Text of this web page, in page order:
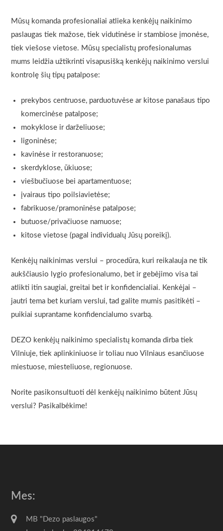
Mūsų komanda profesionaliai atlieka kenkėjų naikinimo
paslaugas tiek mažose, tiek vidutinėse ir stambiose įmonėse,
tiek viešose vietose. Mūsų specialistų profesionalumas
mums leidžia užtikrinti visapusišką kenkėjų naikinimo verslui
kontrolę šių tipų patalpose:
prekybos centruose, parduotuvėse ar kitose panašaus tipo
komercinėse patalpose;
mokyklose ir darželiuose;
ligoninėse;
kavinėse ir restoranuose;
skerdyklose, ūkiuose;
viešbučiuose bei apartamentuose;
įvairaus tipo poilsiavietėse;
fabrikuose/pramoninėse patalpose;
butuose/privačiuose namuose;
kitose vietose (pagal individualų Jūsų poreikį).
Kenkėjų naikinimas verslui – procedūra, kuri reikalauja ne tik
aukščiausio lygio profesionalumo, bet ir gebėjimo visa tai
atlikti itin saugiai, greitai bet ir konfidencialiai. Kenkėjai –
jautri tema bet kuriam verslui, tad galite mumis pasitikėti –
puikiai suprantame konfidencialumo svarbą.
DEZO kenkėjų naikinimo specialistų komanda dirba tiek
Vilniuje, tiek aplinkiniuose ir toliau nuo Vilniaus esančiuose
miestuose, miesteliuose, regionuose.
Norite pasikonsultuoti dėl kenkėjų naikinimo būtent Jūsų
verslui? Pasikalbėkime!
Mes:
MB "Dezo paslaugos"